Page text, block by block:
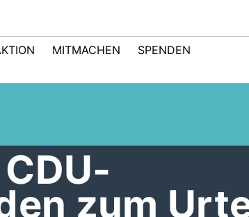
MITMACHEN SPENDEN
zum